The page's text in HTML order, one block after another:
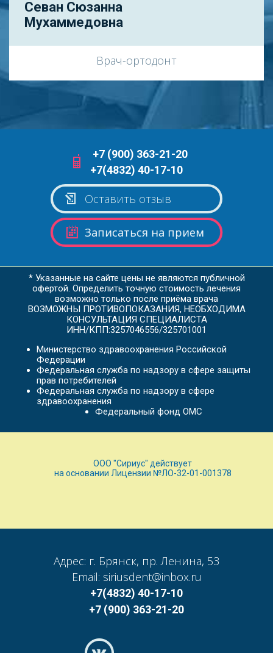
Севан Сюзанна
Мухаммедовна
Врач-ортодонт
Оставить отзыв
+7 (900) 363-21-20
+7(4832) 40-17-10
Записаться на прием
* Указанные на сайте цены не являются публичной
офертой. Определить точную стоимость лечения
возможно только после приёма врача
ВОЗМОЖНЫ ПРОТИВОПОКАЗАНИЯ, НЕОБХОДИМА
КОНСУЛЬТАЦИЯ СПЕЦИАЛИСТА
ИНН/КПП:3257046556/325701001
Министерство здравоохранения Российской
Федерации
Федеральная служба по надзору в сфере защиты
прав потребителей
Федеральная служба по надзору в сфере
здравоохранения
Федеральный фонд ОМС
ООО "Сириус" действует
на основании Лицензии №ЛО-32-01-001378
Адрес: г. Брянск, пр. Ленина, 53
Email: siriusdent@inbox.ru
+7(4832) 40-17-10
+7 (900) 363-21-20